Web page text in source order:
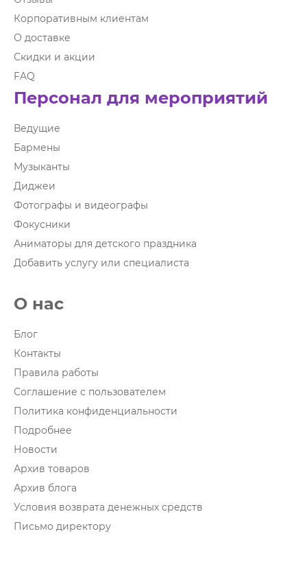
Корпоративным клиентам
О доставке
Скидки и акции
FAQ
Персонал для мероприятий
Ведущие
Бармены
Музыканты
Диджеи
Фотографы и видеографы
Фокусники
Аниматоры для детского праздника
Добавить услугу или специалиста
О нас
Блог
Контакты
Правила работы
Соглашение с пользователем
Политика конфиденциальности
Подробнее
Новости
Архив товаров
Архив блога
Условия возврата денежных средств
Письмо директору